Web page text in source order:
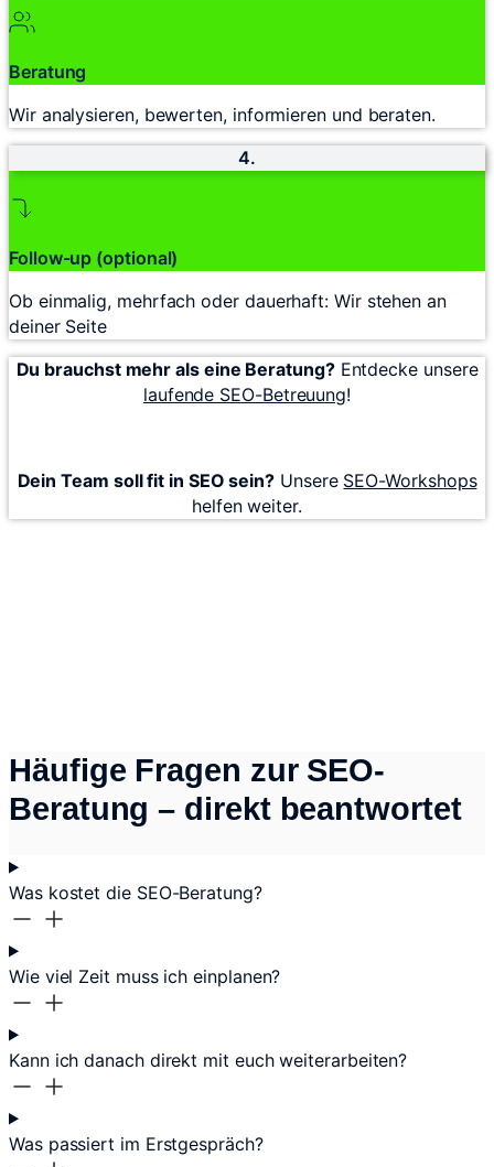
Beratung
Wir analysieren, bewerten, informieren und beraten.
4.
Follow-up (optional)
Ob einmalig, mehrfach oder dauerhaft: Wir stehen an
deiner Seite
Du brauchst mehr als eine Beratung?Entdecke unsere
laufende SEO-Betreuung!
Dein Team soll fit in SEO sein? Unsere SEO-Workshops
helfen weiter.
Häufige Fragen zur SEO-
Beratung – direkt beantwortet
Was kostet die SEO-Beratung?
Wie viel Zeit muss ich einplanen?
Kann ich danach direkt mit euch weiterarbeiten?
Was passiert im Erstgespräch?